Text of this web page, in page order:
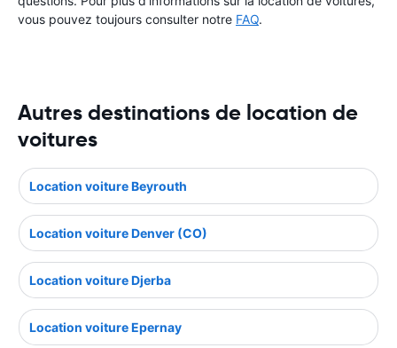
vous pouvez toujours consulter notre FAQ.
Autres destinations de location de
voitures
Location voiture Beyrouth
Location voiture Denver (CO)
Location voiture Djerba
Location voiture Epernay